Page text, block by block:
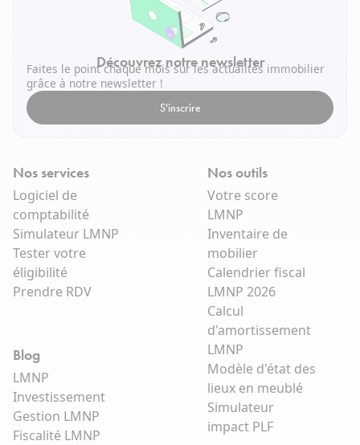
Découvrez notre newsletter
Faites le point chaque mois sur les actualités immobilier
grâce à notre newsletter !
S'inscrire
Nos services
Logiciel de
comptabilité
Simulateur LMNP
Tester votre
éligibilité
Prendre RDV
Nos outils
Votre score
LMNP
Inventaire de
mobilier
Calendrier fiscal
LMNP 2026
Calcul
d'amortissement
LMNP
Modèle d'état des
lieux en meublé
Simulateur
impact PLF
Blog
LMNP
Investissement
Gestion LMNP
Fiscalité LMNP